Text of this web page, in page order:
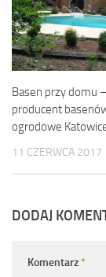
Basen przy domu –
producent
ogrodowe
11 CZERWCA 2017
DODAJ
Komentarz*